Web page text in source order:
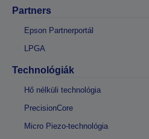
Partners
Epson Partnerportál
LPGA
Technológiák
Hő nélküli technológia
PrecisionCore
Micro Piezo-technológia